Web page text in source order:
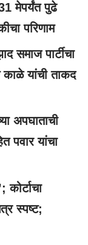
मेपर्यंत पुढे
परिणाम
समाज पार्टीचा
काळे यांची ताकद
अपघाताची
पवार यांचा
स्पष्ट;